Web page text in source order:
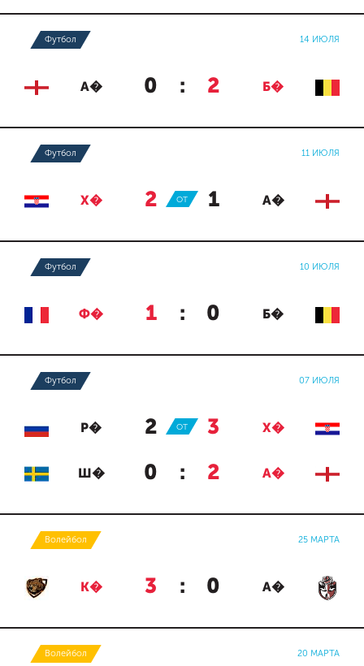
Футбол 14 ИЮЛЯ
А� 0 : 2 Б�
Футбол 11 ИЮЛЯ
Х� 2 : 1 А�
ОТ
Футбол 10 ИЮЛЯ
Ф� 1 : 0 Б�
Футбол 07 ИЮЛЯ
Р� 2 : 3 Х�
ОТ
Ш� 0 : 2 А�
Волейбол 25 МАРТА
К� 3 : 0 А�
Волейбол 20 МАРТА